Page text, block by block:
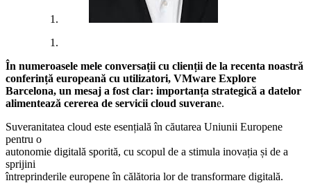
În numeroasele mele conversații cu clienții de la recenta noastră
conferință europeană cu utilizatori, VMware Explore
Barcelona, ​​un mesaj a fost clar: importanța strategică a datelor
alimentează cererea de servicii cloud suverane.
Suveranitatea cloud este esențială în căutarea Uniunii Europene
pentru o
autonomie digitală sporită, cu scopul de a stimula inovația și de a
sprijini
întreprinderile europene în călătoria lor de transformare digitală.